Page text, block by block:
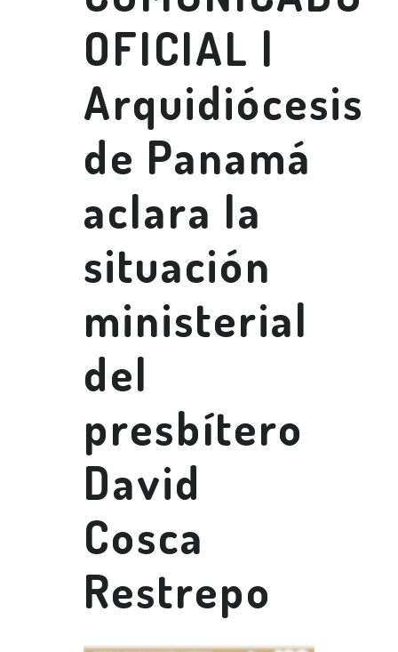
OFICIAL |
Arquidiócesis
de Panamá
aclara la
situación
ministerial
del
presbítero
David
Cosca
Restrepo